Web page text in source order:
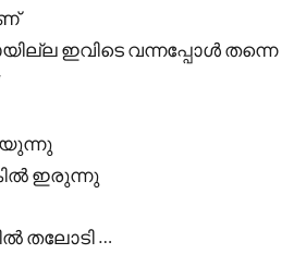
ഇവിടെ വന്നപ്പോൾ തന്നെ
ഇരുന്നു
തലോടി …